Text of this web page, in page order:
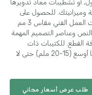
أو تشطيبات معاد تدويرها
وميزانيتك. للحصول على
نتائج احترافية, يجب أن تتضمن جميع ملفات العمل الفني مقاس 3 مم
وعناصر التصميم المهمة
داخل حافة القطع. للكتيبات ذات
العمود الفقري السميك, اترك هامشًا داخليًا أوسع (15-20 ملم) حتى لا
طلب عرض أسعار مجاني